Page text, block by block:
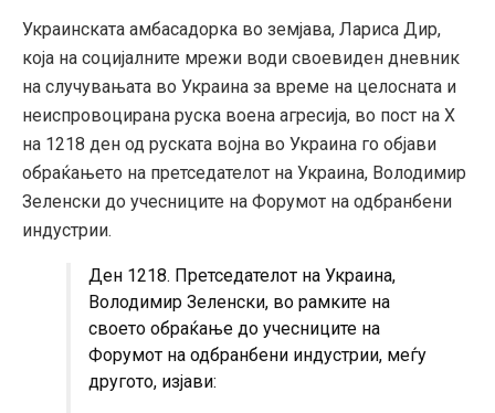
Украинската амбасадорка во земјава, Лариса Дир,
која на социјалните мрежи води своевиден дневник
на случувањата во Украина за време на целосната и
неиспровоцирана руска воена агресија, во пост на Х
на 1218 ден од руската војна во Украина го објави
обраќањето на претседателот на Украина, Володимир
Зеленски до учесниците на Форумот на одбранбени
индустрии.
Ден 1218. Претседателот на Украина,
Володимир Зеленски, во рамките на
своето обраќање до учесниците на
Форумот на одбранбени индустрии, меѓу
другото, изјави: